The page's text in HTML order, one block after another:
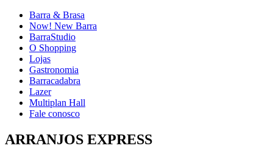
Barra & Brasa
Now! New Barra
BarraStudio
O Shopping
Lojas
Gastronomia
Barracadabra
Lazer
Multiplan Hall
Fale conosco
ARRANJOS EXPRESS